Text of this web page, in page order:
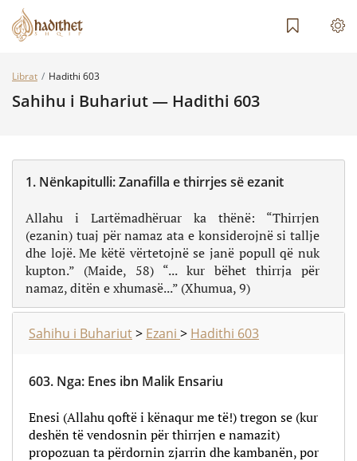
Librat Hadithi 603
Sahihu i Buhariut — Hadithi 603
1. Nënkapitulli:Zanafilla e thirrjes së ezanit
Allahu i Lartëmadhëruar ka thënë: “Thirrjen
(ezanin) tuaj për namaz ata e konsiderojnë si tallje
dhe lojë. Me këtë vërtetojnë se janë popull që nuk
kupton.” (Maide, 58) “... kur bëhet thirrja për
namaz, ditën e xhumasë...” (Xhumua, 9)
Sahihu i Buhariut> Ezani > Hadithi 603
603. Nga: Enes ibn Malik Ensariu
Enesi (Allahu qoftë i kënaqur me të!) tregon se (kur
deshën të vendosnin për thirrjen e namazit)
propozuan ta përdornin zjarrin dhe kambanën, por